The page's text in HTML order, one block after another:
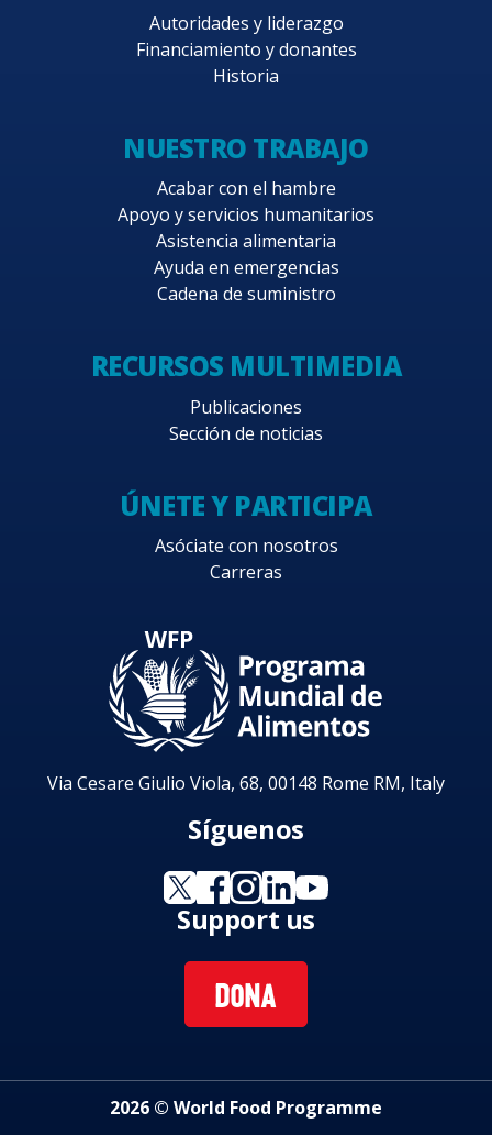
Autoridades y liderazgo
Financiamiento y donantes
Historia
NUESTRO TRABAJO
Acabar con el hambre
Apoyo y servicios humanitarios
Asistencia alimentaria
Ayuda en emergencias
Cadena de suministro
RECURSOS MULTIMEDIA
Publicaciones
Sección de noticias
ÚNETE Y PARTICIPA
Asóciate con nosotros
Carreras
Via Cesare Giulio Viola, 68, 00148 Rome RM, Italy
Síguenos
Support us
DONA
2026 © World Food Programme